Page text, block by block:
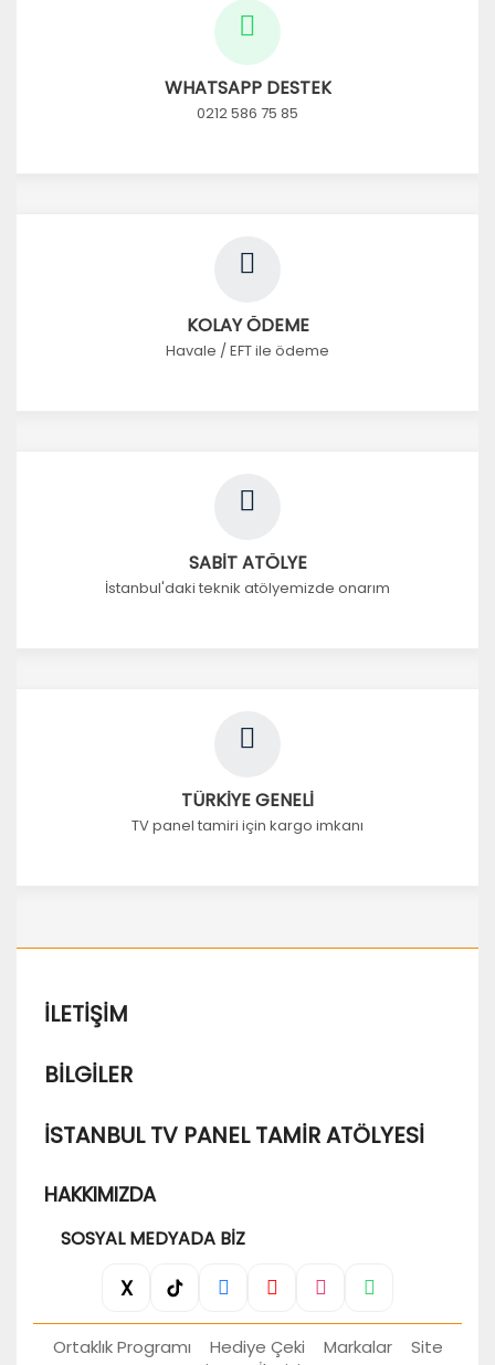
WHATSAPP DESTEK
0212 586 75 85
KOLAY ÖDEME
Havale / EFT ile ödeme
SABİT ATÖLYE
İstanbul'daki teknik atölyemizde onarım
TÜRKİYE GENELİ
TV panel tamiri için kargo imkanı
İLETIŞIM
BILGILER
İSTANBUL TV PANEL TAMIR ATÖLYESI
HAKKIMIZDA
SOSYAL MEDYADA BIZ
X
Ortaklık Programı Hediye Çeki Markalar
Site